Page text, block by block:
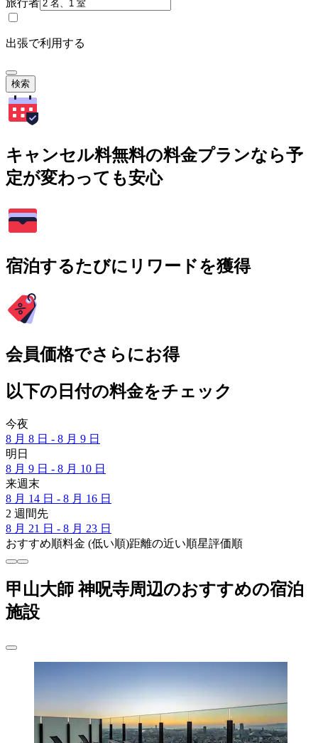
出張で利用する
検索
キャンセル料無料の料金プランなら予
定が変わっても安心
宿泊するたびにリワードを獲得
会員価格でさらにお得
以下の日付の料金をチェック
今夜
8 月 8 日 - 8 月 9 日
明日
8 月 9 日 - 8 月 10 日
来週末
8 月 14 日 - 8 月 16 日
2 週間先
8 月 21 日 - 8 月 23 日
おすすめ順料金 (低い順)距離の近い順星評価順
甲山大師 神呪寺周辺のおすすめの宿泊
施設